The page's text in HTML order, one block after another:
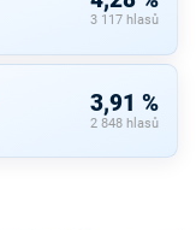
3 117 hlasů
3,91 %
2 848 hlasů